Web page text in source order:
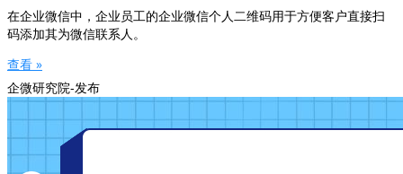
在企业微信中，企业员工的企业微信个人二维码用于方便客户直接扫
码添加其为微信联系人。
查看 »
企微研究院-发布